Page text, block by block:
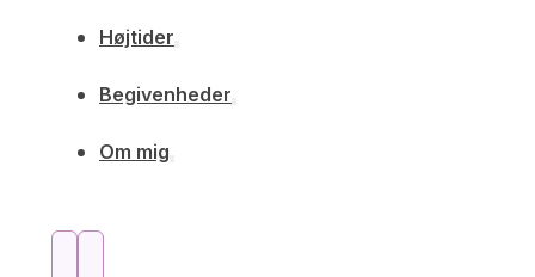
Højtider
Begivenheder
Om mig